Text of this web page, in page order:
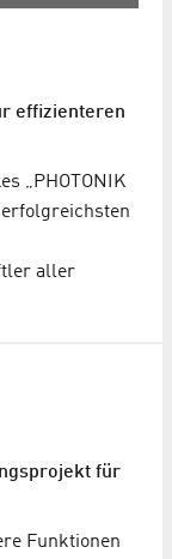
effizienteren
„PHOTONIK
erfolgreichsten
aller
für
Funktionen